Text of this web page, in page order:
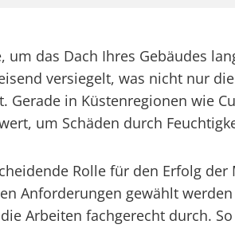
das Dach Ihres Gebäudes
versiegelt, was nicht nur
in Küstenregionen wie
um Schäden durch
Rolle für den Erfolg der
Anforderungen gewählt
Arbeiten fachgerecht durch.